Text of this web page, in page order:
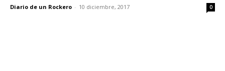
Diario de un Rockero - 10 diciembre, 2017 0